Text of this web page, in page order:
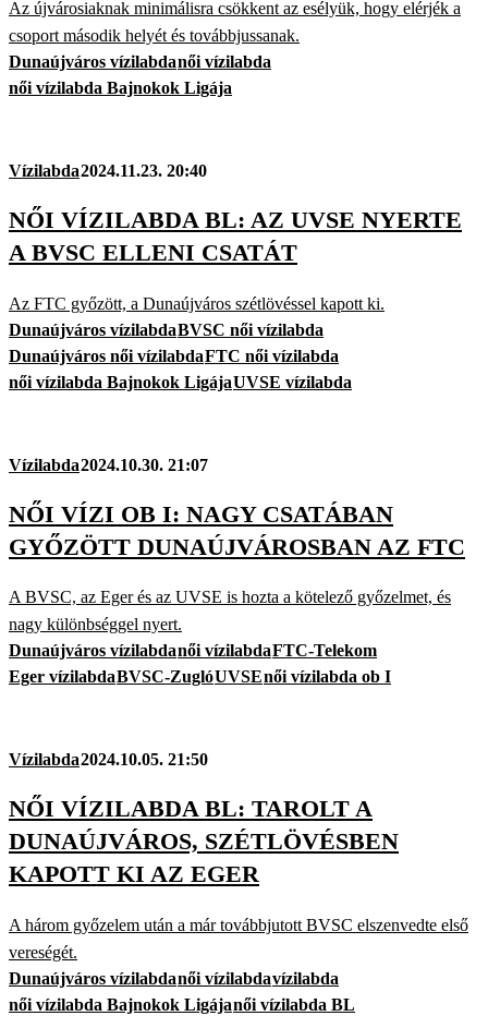
Az újvárosiaknak minimálisra csökkent az esélyük, hogy elérjék a
csoport második helyét és továbbjussanak.
Dunaújváros vízilabdanői vízilabda
női vízilabda Bajnokok Ligája
Vízilabda2024.11.23. 20:40
NŐI VÍZILABDA BL: AZ UVSE NYERTE
A BVSC ELLENI CSATÁT
Az FTC győzött, a Dunaújváros szétlövéssel kapott ki.
Dunaújváros vízilabdaBVSC női vízilabda
Dunaújváros női vízilabdaFTC női vízilabda
női vízilabda Bajnokok LigájaUVSE vízilabda
Vízilabda2024.10.30. 21:07
NŐI VÍZI OB I: NAGY CSATÁBAN
GYŐZÖTT DUNAÚJVÁROSBAN AZ FTC
A BVSC, az Eger és az UVSE is hozta a kötelező győzelmet, és
nagy különbséggel nyert.
Dunaújváros vízilabdanői vízilabdaFTC-Telekom
Eger vízilabdaBVSC-ZuglóUVSEnői vízilabda ob I
Vízilabda2024.10.05. 21:50
NŐI VÍZILABDA BL: TAROLT A
DUNAÚJVÁROS, SZÉTLÖVÉSBEN
KAPOTT KI AZ EGER
A három győzelem után a már továbbjutott BVSC elszenvedte első
vereségét.
Dunaújváros vízilabdanői vízilabdavízilabda
női vízilabda Bajnokok Ligájanői vízilabda BL